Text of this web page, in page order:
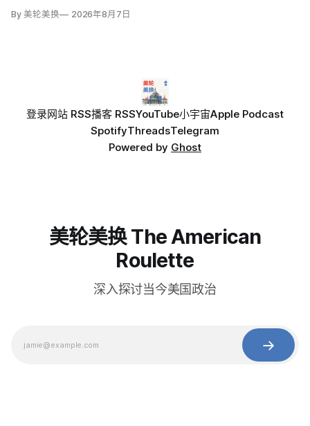
By 美轮美换 2026年8月7日
登录网站 RSS播客 RSSYouTube小宇宙Apple Podcast
SpotifyThreadsTelegram
Powered by Ghost
美轮美换 The American
Roulette
深入探讨当今美国政治